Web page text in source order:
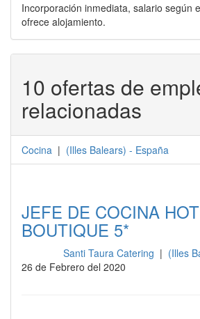
Incorporación inmediata, salario según
ofrece alojamiento.
10 ofertas de
relacionadas
Cocina | (Illes Balears) - España
JEFE DE COCINA
BOUTIQUE 5*
Santi Taura Catering | (Illes
26 de Febrero del 2020